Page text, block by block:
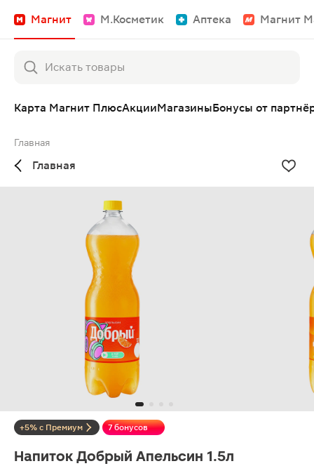
Магнит М.Косметик Аптека Магнит
Карта Магнит ПлюсАкцииМагазиныБонусы от
Главная
Главная
+5% с Премиум 7 бонусов
Напиток Добрый Апельсин 1.5л